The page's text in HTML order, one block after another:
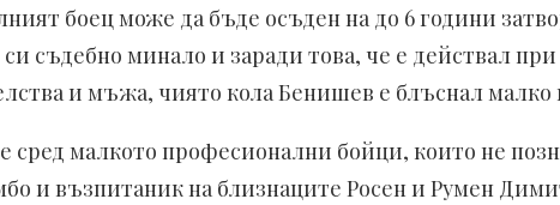
боец може да бъде осъден на до 6 години
съдебно минало и заради това, че е действал
и мъжа, чиято кола Бенишев е блъснал малко
малкото професионални бойци, които не
и възпитаник на близнаците Росен и Румен